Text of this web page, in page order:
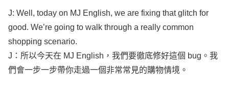
J: Well , today on MJ English, we are fixing thatglitch for
good. We’re going to walk through a really common
shopping scenario.
J：所以今天在 MJ English ，我們要徹底修好這個 bug 。我
們會一步一步帶你走過一個非常常見的購物情境。